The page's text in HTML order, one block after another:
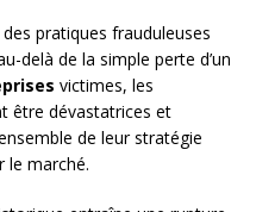
pratiques frauduleuses
delà de la simple perte d’un
victimes, les
être dévastatrices et
de leur stratégie
le marché.